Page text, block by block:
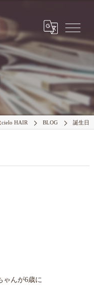
HAIR BLOG 誕生日
ゃんが6歳に